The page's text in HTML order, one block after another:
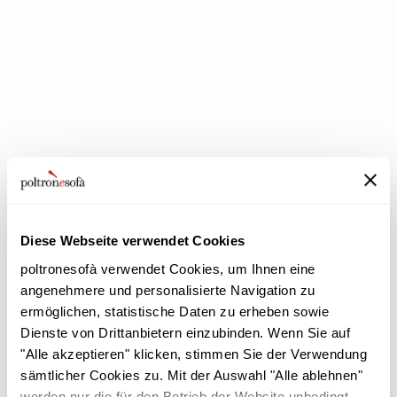
Diese Webseite verwendet Cookies
poltronesofà verwendet Cookies, um Ihnen eine
angenehmere und personalisierte Navigation zu
ermöglichen, statistische Daten zu erheben sowie
Dienste von Drittanbietern einzubinden. Wenn Sie auf
"Alle akzeptieren" klicken, stimmen Sie der Verwendung
sämtlicher Cookies zu. Mit der Auswahl "Alle ablehnen"
poltronesofà
Warum uns wählen
Unsere Filialen
Produkte
Werbeaktionen
Verkleidungen